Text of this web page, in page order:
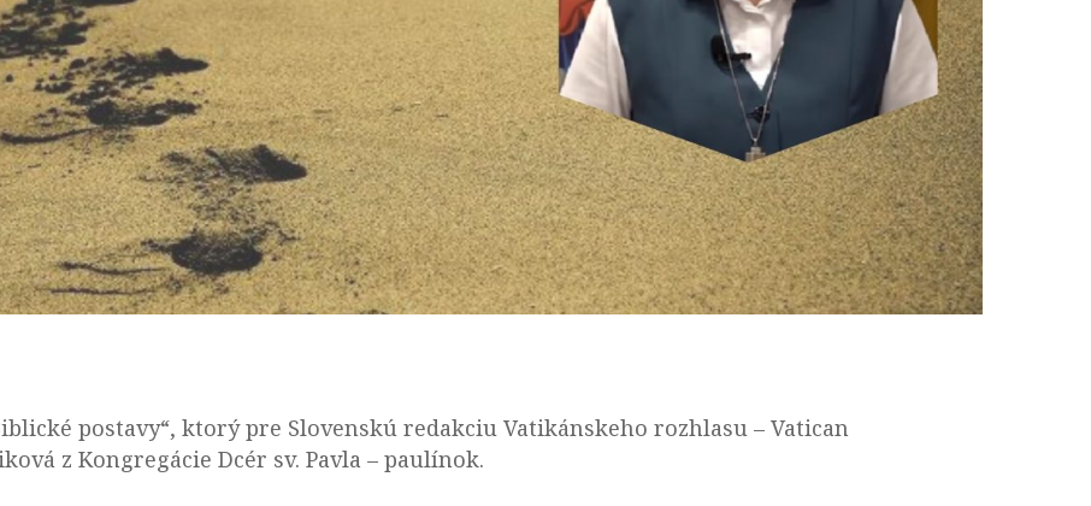
postavy“, ktorý pre Slovenskú redakciu Vatikánskeho rozhlasu – Vatican
z Kongregácie Dcér sv. Pavla – paulínok.